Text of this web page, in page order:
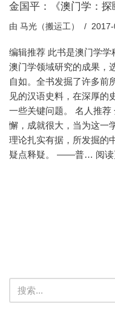
金国平：《澳门学：
由 马光（搬运工） 2017-
编辑推荐 此书是澳门学
澳门学领域研究的成果，
自如。全书发掘了许多前
见的汉语史料，在深厚的
一些关键问题。 名人推
懈，成就很大，当为这一
理论扎实有据，所发掘的
疑点释疑。 ——普… 阅